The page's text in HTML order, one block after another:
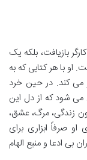
بازیافت، بلکه یک
با هر کتابی که به
کند. در حین خرد
می شود که از دل این
زندگی، مرگ، عشق،
صرفاً ابزاری برای
بی ادعا و منبع الهام